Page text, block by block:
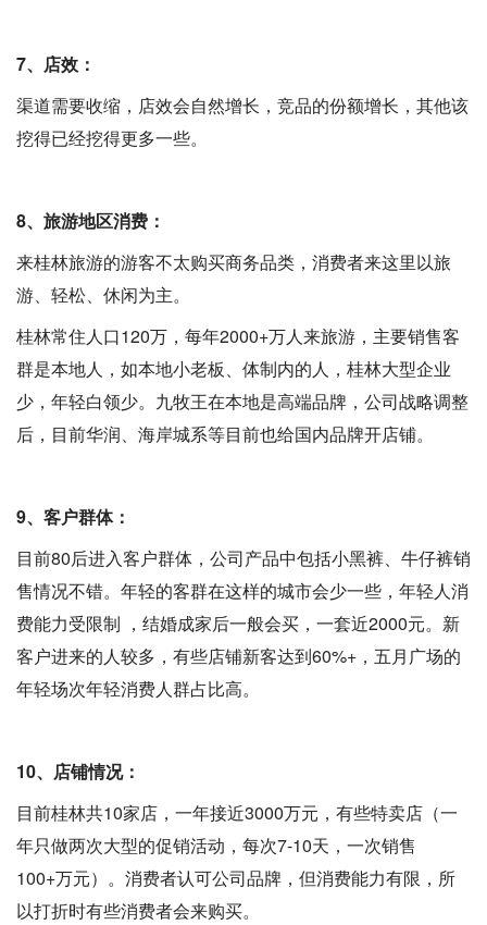
7、店效：
渠道需要收缩，店效会自然增长，竞品的份额增长，其他该
挖得已经挖得更多一些。
8、旅游地区消费：
来桂林旅游的游客不太购买商务品类，消费者来这里以旅
游、轻松、休闲为主。
桂林常住人口120万，每年2000+万人来旅游，主要销售客
群是本地人，如本地小老板、体制内的人，桂林大型企业
少，年轻白领少。九牧王在本地是高端品牌，公司战略调整
后，目前华润、海岸城系等目前也给国内品牌开店铺。
9、客户群体：
目前80后进入客户群体，公司产品中包括小黑裤、牛仔裤销
售情况不错。年轻的客群在这样的城市会少一些，年轻人消
费能力受限制 ，结婚成家后一般会买，一套近2000元。新
客户进来的人较多，有些店铺新客达到60%+，五月广场的
年轻场次年轻消费人群占比高。
10、店铺情况：
目前桂林共10家店，一年接近3000万元，有些特卖店（一
年只做两次大型的促销活动，每次7-10天，一次销售
100+万元）。消费者认可公司品牌，但消费能力有限，所
以打折时有些消费者会来购买。